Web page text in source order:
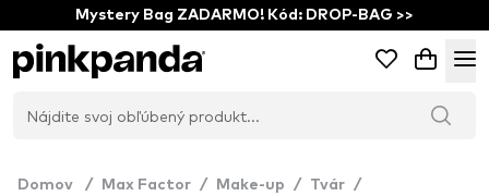
Mystery Bag ZADARMO! Kód: DROP-BAG >>
Domov / Max Factor / Make-up / Tvár /